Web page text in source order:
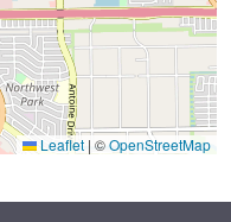
Leaflet | ©OpenStreetMap